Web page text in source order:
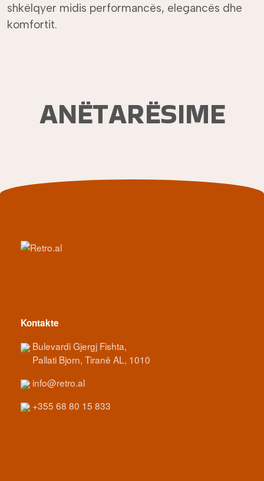
shkëlqyer midis performancës, elegancës dhe
komfortit.
ANËTARËSIME
Kontakte
Bulevardi Gjergj Fishta,
Pallati Bjorn, Tiranë AL, 1010
info@retro.al
+355 68 80 15 833